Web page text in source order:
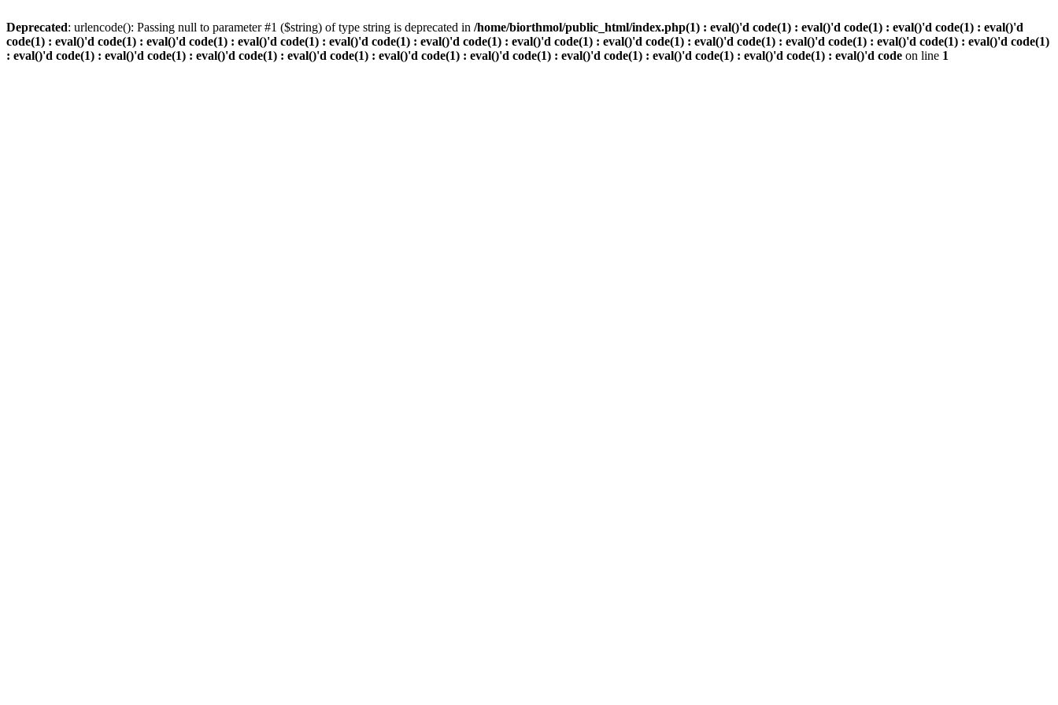
Deprecated: urlencode(): Passing null to parameter #1 ($string) of type string is deprecated in /home/biorthmol/public_html/index.php(1) : eval()'d code(1) : eval()'d code(1) : eval()'d code(1) : eval()'d
code(1) : eval()'d code(1) : eval()'d code(1) : eval()'d code(1) : eval()'d code(1) : eval()'d code(1) : eval()'d code(1) : eval()'d code(1) : eval()'d code(1) : eval()'d code(1) : eval()'d code(1) : eval()'d code(1)
: eval()'d code(1) : eval()'d code(1) : eval()'d code(1) : eval()'d code(1) : eval()'d code(1) : eval()'d code(1) : eval()'d code(1) : eval()'d code(1) : eval()'d code(1) : eval()'d code on line 1